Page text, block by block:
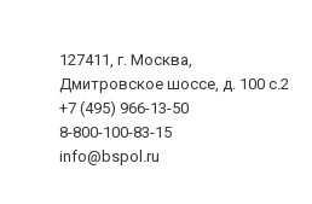
127411, г. Москва,
Дмитровское шоссе, д. 100 с.2
+7 (495) 966-13-50
8-800-100-83-15
info@bspol.ru